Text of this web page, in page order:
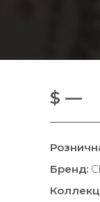
$ —
Бренд: